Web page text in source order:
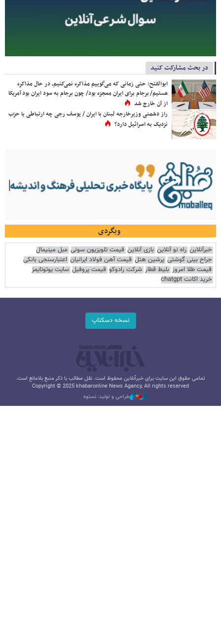
در بحث مشارکت کنید
ابوالفتح: حتی زمانی که می‌گوییم مذاکره نمی‌کنیم، در حال مذاکره
هستیم/ برجام برای ایران معجزه بود/ چون برجام به سود ایران بود آمریکا
از آن خارج شد
راز دشمنی وزیرخارجه لبنان با ایران / یوسف رجی چه ارتباطی با حزب
نزدیک به اسرائیل دارد؟
وبگردی
خبرآنلاین راه نو آنلاین بازی آنلاین قیمت تلویزیون سونی مبل مینیمال
جراح بینی گوشتی پرشین هتل قیمت آهن فولاد ایرانیان اعتبارسنجی بانکی
قیمت طلا امروز بلیط قطار شرکت رادوکو قیمت پروفیل سایت یوتوتایمز
خرید اکانت chatgpt
نسخه دسکتاپ
تمامی حقوق این سایت برای خبرآنلاین محفوظ است. نقل مطالب با ذکر منبع بلامانع است.
Copyright © 2025 khabaronline News Agancy, All rights reserved
طراحی و تولید: نستوه